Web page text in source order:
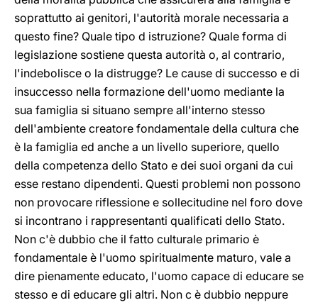
soprattutto ai genitori, l'autorità morale necessaria a
questo fine? Quale tipo d istruzione? Quale forma di
legislazione sostiene questa autorità o, al contrario,
l'indebolisce o la distrugge? Le cause di successo e di
insuccesso nella formazione dell'uomo mediante la
sua famiglia si situano sempre all'interno stesso
dell'ambiente creatore fondamentale della cultura che
è la famiglia ed anche a un livello superiore, quello
della competenza dello Stato e dei suoi organi da cui
esse restano dipendenti. Questi problemi non possono
non provocare riflessione e sollecitudine nel foro dove
si incontrano i rappresentanti qualificati dello Stato.
Non c'è dubbio che il fatto culturale primario è
fondamentale è l'uomo spiritualmente maturo, vale a
dire pienamente educato, l'uomo capace di educare se
stesso e di educare gli altri. Non c è dubbio neppure